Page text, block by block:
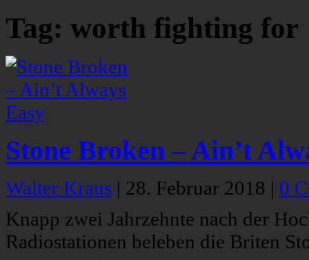
Tag: worth fighting for
Stone Broken – Ain’t
Walter Kraus | 28. Februar 2018 | 0
Knapp zwei Jahrzehnte nach der
Radiostationen beleben die Briten